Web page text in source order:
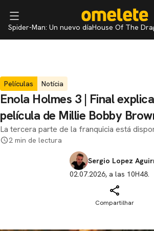
Spider-Man: Un nuevo díaHouse Of The
Películas Notícia
Enola Holmes 3 | Final
película de Millie Bobby
La tercera parte de la franquicia está
2 min de lectura
Sergio Lopez
02.07.2026, a las 10H48.
Compartilhar